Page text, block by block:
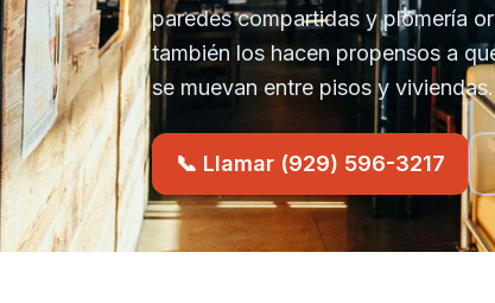
paredes compartidas y plomería
también los hacen propensos a
se muevan entre pisos y viviendas.
📞 Llamar (929) 596-3217